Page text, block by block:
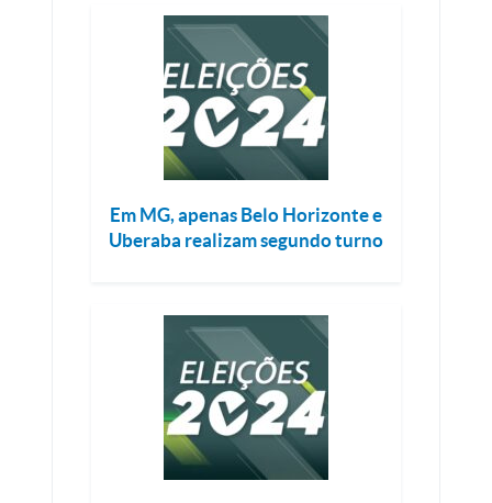
Em MG, apenas Belo Horizonte e
Uberaba realizam segundo turno